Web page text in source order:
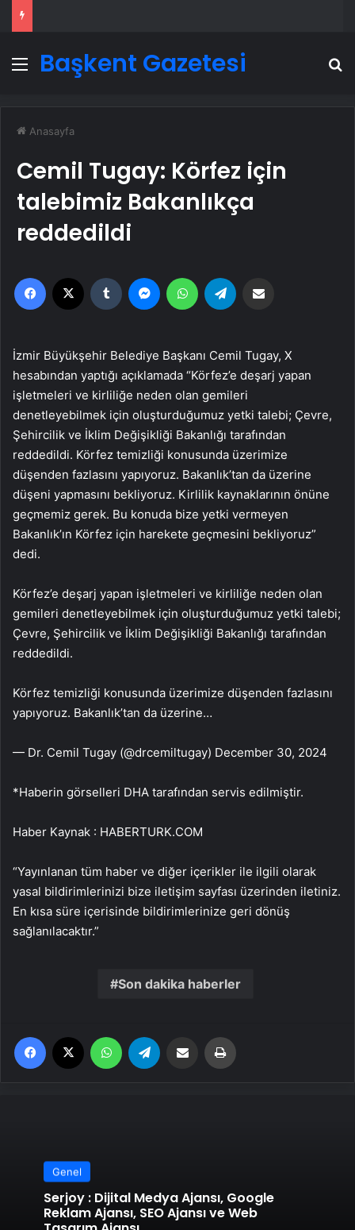
Menü
Başkent Gazetesi
Anasayfa
Cemil Tugay: Körfez için
talebimiz Bakanlıkça
reddedildi
Facebook Tumblr MessengerWhatsApp
İzmir Büyükşehir Belediye Başkanı Cemil Tugay, X
hesabından yaptığı açıklamada “Körfez’e deşarj yapan
işletmeleri ve kirliliğe neden olan gemileri
denetleyebilmek için oluşturduğumuz yetki talebi; Çevre,
Şehircilik ve İklim Değişikliği Bakanlığı tarafından
reddedildi. Körfez temizliği konusunda üzerimize
düşenden fazlasını yapıyoruz. Bakanlık’tan da üzerine
düşeni yapmasını bekliyoruz. Kirlilik kaynaklarının önüne
geçmemiz gerek. Bu konuda bize yetki vermeyen
Bakanlık’ın Körfez için harekete geçmesini bekliyoruz”
dedi.
Körfez’e deşarj yapan işletmeleri ve kirliliğe neden olan
gemileri denetleyebilmek için oluşturduğumuz yetki talebi;
Çevre, Şehircilik ve İklim Değişikliği Bakanlığı tarafından
reddedildi.
Körfez temizliği konusunda üzerimize düşenden fazlasını
yapıyoruz. Bakanlık’tan da üzerine…
— Dr. Cemil Tugay (@drcemiltugay) December 30, 2024
*Haberin görselleri DHA tarafından servis edilmiştir.
Haber Kaynak : HABERTURK.COM
“Yayınlanan tüm haber ve diğer içerikler ile ilgili olarak
yasal bildirimlerinizi bize iletişim sayfası üzerinden iletiniz.
En kısa süre içerisinde bildirimlerinize geri dönüş
sağlanılacaktır.”
Son dakika haberler
Facebook WhatsApp Email'den paylaş
Genel
Serjoy : Dijital Medya Ajansı, Google
Reklam Ajansı, SEO Ajansı ve Web